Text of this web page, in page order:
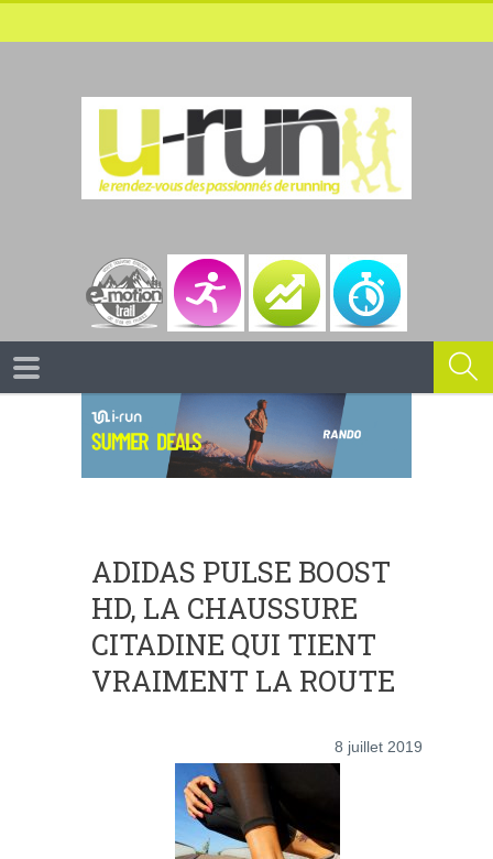
ADIDAS PULSE BOOST
HD, LA CHAUSSURE
CITADINE QUI TIENT
VRAIMENT LA ROUTE
8 juillet 2019